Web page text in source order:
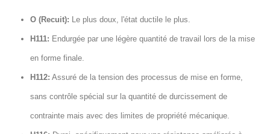
O (Recuit): Le plus doux, l'état ductile le plus.
H111: Endurgée par une légère quantité de travail lors de la mise
en forme finale.
H112: Assuré de la tension des processus de mise en forme,
sans contrôle spécial sur la quantité de durcissement de
contrainte mais avec des limites de propriété mécanique.